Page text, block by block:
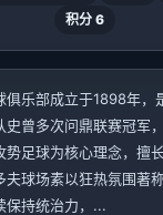
积分 6
俱乐部成立于1898年，
史曾多次问鼎联赛冠军
势足球为核心理念，擅
夫球场素以狂热氛围著
保持统治力，...